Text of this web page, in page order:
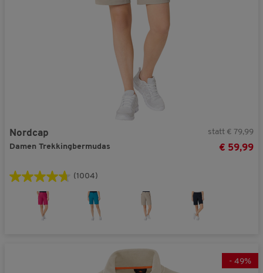
Nordcap
Damen Trekkingbermudas
statt € 79,99
€ 59,99
(1004)
- 49%